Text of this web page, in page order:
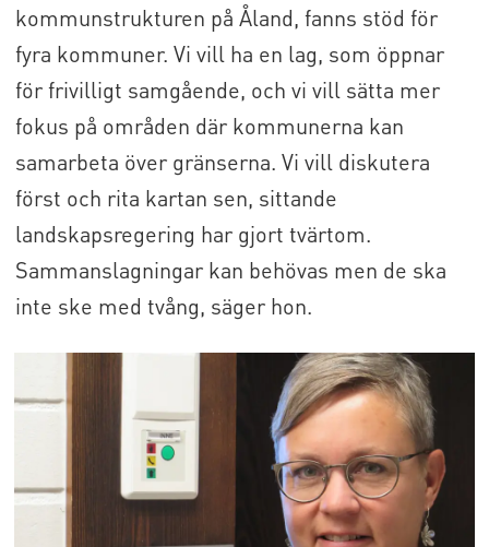
kommunstrukturen på Åland, fanns stöd för
fyra kommuner. Vi vill ha en lag, som öppnar
för frivilligt samgående, och vi vill sätta mer
fokus på områden där kommunerna kan
samarbeta över gränserna. Vi vill diskutera
först och rita kartan sen, sittande
landskapsregering har gjort tvärtom.
Sammanslagningar kan behövas men de ska
inte ske med tvång, säger hon.